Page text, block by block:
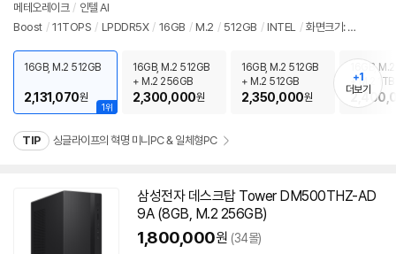
메테오레이크 / 인텔 AI
Boost / 11TOPS / LPDDR5X / 16GB / M.2 / 512GB / INTEL / 화면크기: 6
02.11ax(Wi-Fi 6E) 무선
블루투스 / USB3.x 5Gbps / 썬더볼트4 / 웹캠
마
6.9kg 출시가: 1,990,000원
치
기
1위
16GB, M.2 512GB
2,131,070원
16GB, M.2 512GB
+ M.2 256GB
2,300,000원
16GB, M.2 512GB
+ M.2 512GB
2,350,000원
16GB,
+ M.2 1TB
+1
더보기
TIP 싱글라이프의 혁명 미니PC & 일체형PC
삼성전자 데스크탑 Tower DM500THZ-AD
9A (8GB, M.2 256GB)
1,800,000원 (34몰)